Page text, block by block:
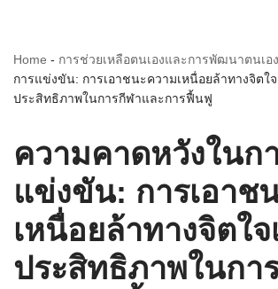
Home - การช่วยเหลือตนเองและการพัฒนาตนเอง
การแข่งขัน: การเอาชนะความเหนื่อยล้าทางจิตใจ
ประสิทธิภาพในการกีฬาและการฟื้นฟู
ความคาดหวังในก
แข่งขัน: การเอาช
เหนื่อยล้าทางจิตใจ
ประสิทธิภาพในกา